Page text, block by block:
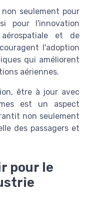
seulement pour
pour l'innovation
et de
l'adoption
qui améliorent
aériennes.
être à jour avec
est un aspect
non seulement
des passagers et
pour le